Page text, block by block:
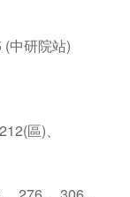
中研院站)
區)、